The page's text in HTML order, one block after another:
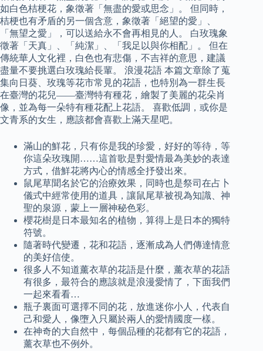
如白色桔梗花，象徵著「無盡的愛或思念」。 但同時，
桔梗也有矛盾的另一個含意，象徵著「絕望的愛」、
「無望之愛」，可以送給永不會再相見的人。 白玫瑰象
徵著「天真」、「純潔」、「我足以與你相配」。 但在
傳統華人文化裡，白色也有悲傷，不吉祥的意思，建議
盡量不要挑選白玫瑰給長輩。 浪漫花語 本篇文章除了蒐
集向日葵、玫瑰等花市常見的花語，也特別為一群生長
在臺灣的花兒——臺灣特有種花，繪製了美麗的花朵肖
像，並為每一朵特有種花配上花語。 喜歡低調，或你是
文青系的女生，應該都會喜歡上滿天星吧。
滿山的鮮花，只有你是我的珍愛，好好的等待，等
你這朵玫瑰開……這首歌是對愛情最為美妙的表達
方式，借鮮花將內心的情感全抒發出來。
鼠尾草聞名於它的治療效果，同時也是祭司在占卜
儀式中經常使用的道具，讓鼠尾草被視為知識、神
聖的泉源，蒙上一層神秘色彩。
櫻花樹是日本最知名的植物，算得上是日本的獨特
符號。
隨著時代變遷，花和花語，逐漸成為人們傳達情意
的美好信使。
很多人不知道薰衣草的花語是什麼，薰衣草的花語
有很多，最符合的應該就是浪漫愛情了，下面我們
一起來看看…
瓶子裏面可選擇不同的花，放進迷你小人，代表自
己和愛人，像墮入只屬於兩人的愛情國度一樣。
在神奇的大自然中，每個品種的花都有它的花語，
薰衣草也不例外。